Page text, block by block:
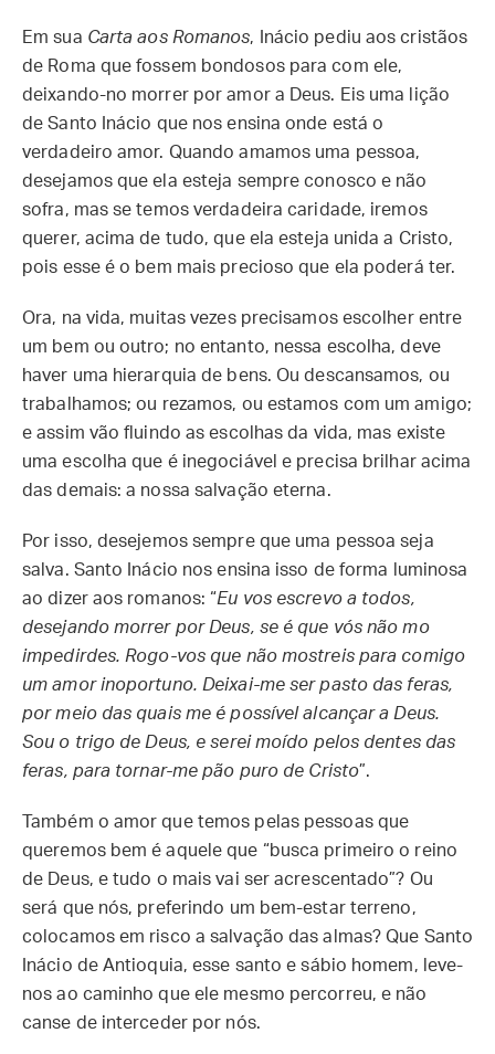
Em sua Carta aos Romanos, Inácio pediu aos cristãos
de Roma que fossem bondosos para com ele,
deixando-no morrer por amor a Deus. Eis uma lição
de Santo Inácio que nos ensina onde está o
verdadeiro amor. Quando amamos uma pessoa,
desejamos que ela esteja sempre conosco e não
sofra, mas se temos verdadeira caridade, iremos
querer, acima de tudo, que ela esteja unida a Cristo,
pois esse é o bem mais precioso que ela poderá ter.
Ora, na vida, muitas vezes precisamos escolher entre
um bem ou outro; no entanto, nessa escolha, deve
haver uma hierarquia de bens. Ou descansamos, ou
trabalhamos; ou rezamos, ou estamos com um amigo;
e assim vão fluindo as escolhas da vida, mas existe
uma escolha que é inegociável e precisa brilhar acima
das demais: a nossa salvação eterna.
Por isso, desejemos sempre que uma pessoa seja
salva. Santo Inácio nos ensina isso de forma luminosa
ao dizer aos romanos: “Eu vos escrevo a todos,
desejando morrer por Deus, se é que vós não mo
impedirdes. Rogo-vos que não mostreis para comigo
um amor inoportuno. Deixai-me ser pasto das feras,
por meio das quais me é possível alcançar a Deus.
Sou o trigo de Deus, e serei moído pelos dentes das
feras, para tornar-me pão puro de Cristo”.
Também o amor que temos pelas pessoas que
queremos bem é aquele que “busca primeiro o reino
de Deus, e tudo o mais vai ser acrescentado”? Ou
será que nós, preferindo um bem-estar terreno,
colocamos em risco a salvação das almas? Que Santo
Inácio de Antioquia, esse santo e sábio homem, leve-
nos ao caminho que ele mesmo percorreu, e não
canse de interceder por nós.